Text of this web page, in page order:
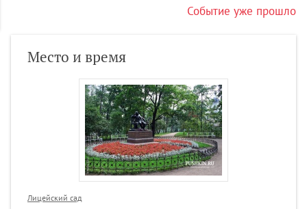
Событие уже прошло
Место и время
Лицейский сад